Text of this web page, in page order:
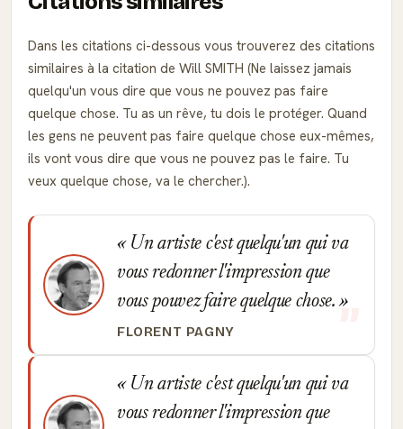
Dans les citations ci-dessous vous trouverez des citations
similaires à la citation de Will SMITH (Ne laissez jamais
quelqu'un vous dire que vous ne pouvez pas faire
quelque chose. Tu as un rêve, tu dois le protéger. Quand
les gens ne peuvent pas faire quelque chose eux-mêmes,
ils vont vous dire que vous ne pouvez pas le faire. Tu
veux quelque chose, va le chercher.).
Un artiste c'est quelqu'un qui va
vous redonner l'impression que
vous pouvez faire quelque chose.
FLORENT PAGNY
Un artiste c'est quelqu'un qui va
vous redonner l'impression que